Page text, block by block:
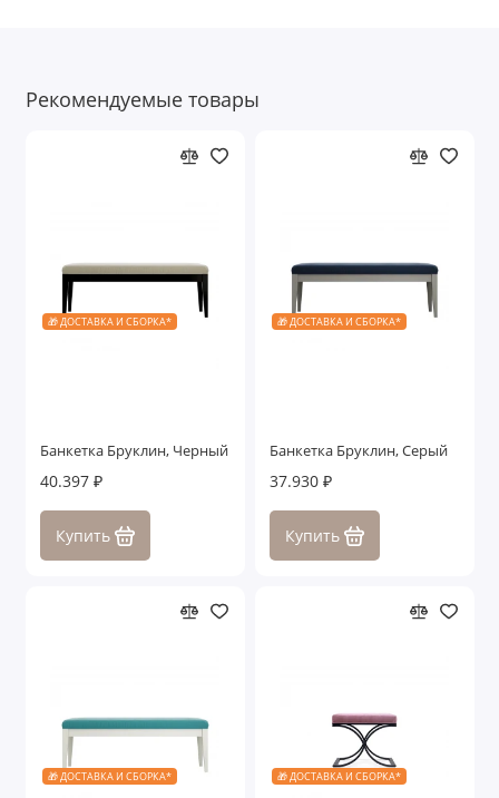
Рекомендуемые товары
🎁 ДОСТАВКА И СБОРКА*
Банкетка Бруклин, Черный
40.397 ₽
Купить
🎁 ДОСТАВКА И СБОРКА*
Банкетка Бруклин, Серый
37.930 ₽
Купить
🎁 ДОСТАВКА И СБОРКА* 🎁 ДОСТАВКА И СБОРКА*